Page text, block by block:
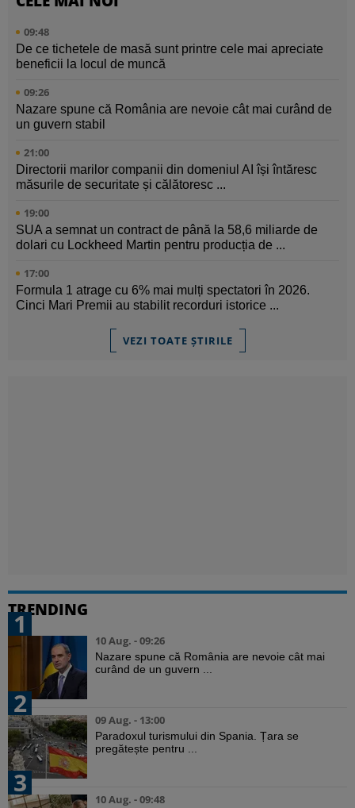
09:48
De ce tichetele de masă sunt printre cele mai apreciate
beneficii la locul de muncă
09:26
Nazare spune că România are nevoie cât mai curând de
un guvern stabil
21:00
Directorii marilor companii din domeniul AI își întăresc
măsurile de securitate și călătoresc ...
19:00
SUA a semnat un contract de până la 58,6 miliarde de
dolari cu Lockheed Martin pentru producția de ...
17:00
Formula 1 atrage cu 6% mai mulți spectatori în 2026.
Cinci Mari Premii au stabilit recorduri istorice ...
VEZI TOATE ȘTIRILE
TRENDING
1
10 Aug. - 09:26
Nazare spune că România are nevoie cât mai
curând de un guvern ...
2
09 Aug. - 13:00
Paradoxul turismului din Spania. Țara se
pregătește pentru ...
3
10 Aug. - 09:48